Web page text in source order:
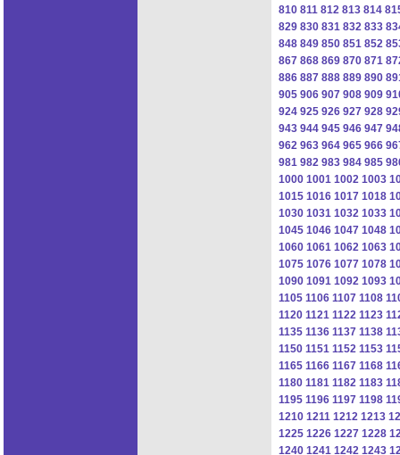
810 811 812 813 814
829 830 831 832 833
848 849 850 851 852
867 868 869 870 871
886 887 888 889 890
905 906 907 908 909
924 925 926 927 928
943 944 945 946 947
962 963 964 965 966
981 982 983 984 985
1000 1001 1002 1003
1015 1016 1017 1018
1030 1031 1032 1033
1045 1046 1047 1048
1060 1061 1062 1063
1075 1076 1077 1078
1090 1091 1092 1093
1105 1106 1107 1108
1120 1121 1122 1123
1135 1136 1137 1138
1150 1151 1152 1153
1165 1166 1167 1168
1180 1181 1182 1183
1195 1196 1197 1198
1210 1211 1212 1213
1225 1226 1227 1228
1240 1241 1242 1243